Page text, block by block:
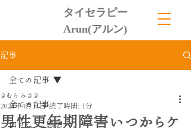
タイセラピー
Arun(アルン)
記事
全ての記事
口コミ、ご感想
全ての記事
男性更年期障害いつからケ
きむら みさき
2024年4月11日 読了時間: 1分